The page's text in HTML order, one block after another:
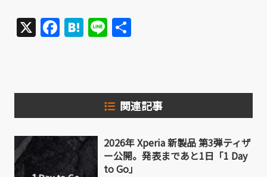
X Facebook
Hatena
Line
関連記事
2026年 Xperia 新製品 第3弾ティザ
ー公開。発表まであと1日「1 Day
to Go」